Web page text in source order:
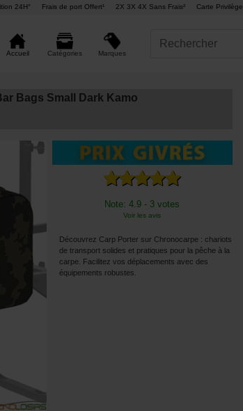
24H° Frais de port Offert¹ 2X 3X 4X Sans Frais² Carte Privilège
Accueil Catégories Marques
Bags Small Dark Kamo
Note: 4.9 - 3 votes
Voir les avis
Découvrez Carp Porter sur Chronocarpe : chariots
de transport solides et pratiques pour la pêche à la
carpe. Facilitez vos déplacements avec des
équipements robustes.